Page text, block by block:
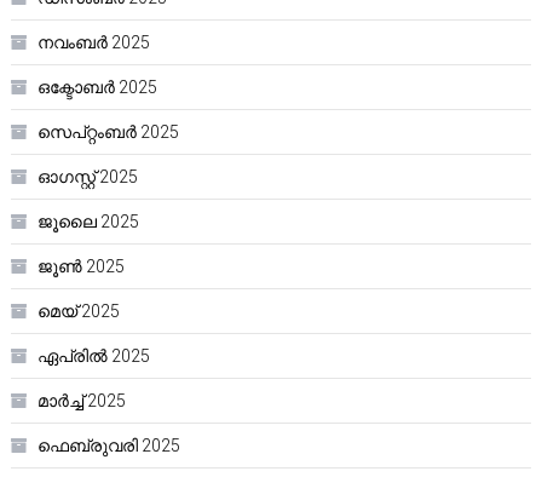
നവംബർ 2025
ഒക്ടോബർ 2025
സെപ്റ്റംബർ 2025
ഓഗസ്റ്റ്‌ 2025
ജൂലൈ 2025
ജൂൺ 2025
മെയ്‌ 2025
ഏപ്രിൽ 2025
മാർച്ച്‌ 2025
ഫെബ്രുവരി 2025